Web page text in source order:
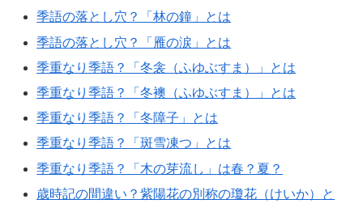
季語の落とし穴？「林の鐘」とは
季語の落とし穴？「雁の涙」とは
季重なり季語？「冬衾（ふゆぶすま）」とは
季重なり季語？「冬襖（ふゆぶすま）」とは
季重なり季語？「冬障子」とは
季重なり季語？「斑雪凍つ」とは
季重なり季語？「木の芽流し」は春？夏？
歳時記の間違い？紫陽花の別称の瓊花（けいか）と